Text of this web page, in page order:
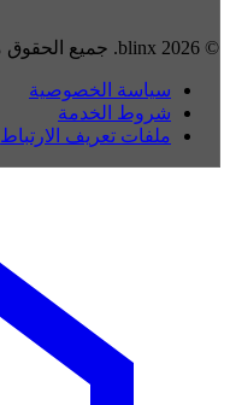
© 2026 blinx. جميع الحقوق محفوظة
سياسة الخصوصية
شروط الخدمة
ملفات تعريف الارتباط